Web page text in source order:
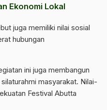
Ekonomi Lokal
juga memiliki nilai sosial
hubungan
ini juga membangun
masyarakat. Nilai-
Festival Abutta